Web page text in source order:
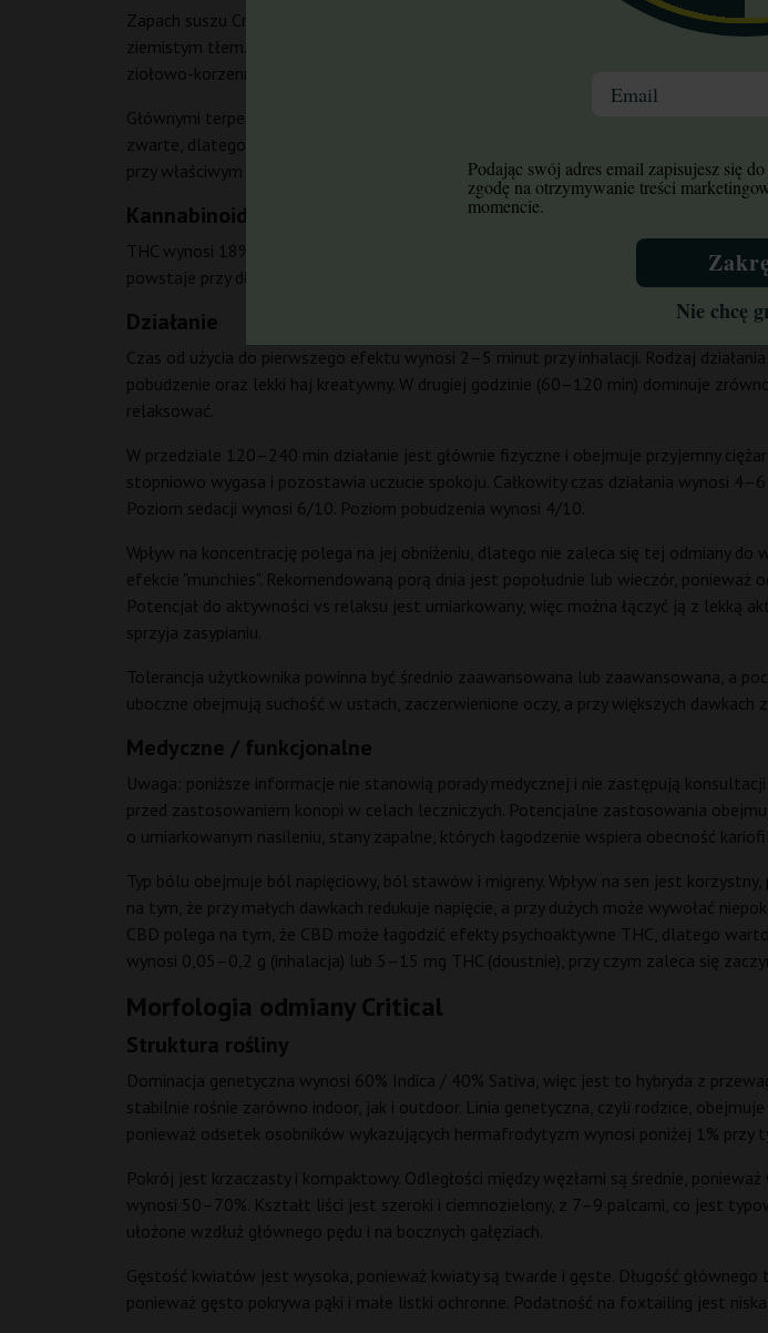
Zapach suszu Critical jest intensywny, słodko-kwaśny, z dominującą nutą owoców
ziemistym tłem. Intensywność zapachu można określić jako 8/10. Smak jest wierny
ziołowo-korzennym posmakiem.
Głównymi terpenami są mircen (ok. 0,8–1,2%), kariofilen (0,4–0,6%) i limonen
zwarte, dlatego po wysuszeniu mają konsystencję zbitą i lepką od żywicy. Dobrze się
przy właściwym przechowywaniu w szklanym słoju w chłodnym, ciemnym miejscu
Kannabinoidy
THC wynosi 18% (średnio). CBD utrzymuje się poniżej 0,5%, więc jest śladowe. CBG
powstaje przy długotrwałym przechowywaniu, a w świeżym suszu pozostaje
Działanie
Czas od użycia do pierwszego efektu wynosi 2–5 minut przy inhalacji. Rodzaj
pobudzenie oraz lekki haj kreatywny. W drugiej godzinie (60–120 min) dominuje
relaksować.
W przedziale 120–240 min działanie jest głównie fizyczne i obejmuje przyjemny
stopniowo wygasa i pozostawia uczucie spokoju. Całkowity czas działania wynosi
Poziom sedacji wynosi 6/10. Poziom pobudzenia wynosi 4/10.
Wpływ na koncentrację polega na jej obniżeniu, dlatego nie zaleca się tej odmiany
efekcie "munchies". Rekomendowaną porą dnia jest popołudnie lub wieczór,
Potencjał do aktywności vs relaksu jest umiarkowany, więc można łączyć ją z lekką
sprzyja zasypianiu.
Tolerancja użytkownika powinna być średnio zaawansowana lub zaawansowana, a
uboczne obejmują suchość w ustach, zaczerwienione oczy, a przy większych
Medyczne / funkcjonalne
Uwaga: poniższe informacje nie stanowią porady medycznej i nie zastępują
przed zastosowaniem konopi w celach leczniczych. Potencjalne zastosowania
o umiarkowanym nasileniu, stany zapalne, których łagodzenie wspiera obecność
Typ bólu obejmuje ból napięciowy, ból stawów i migreny. Wpływ na sen jest
na tym, że przy małych dawkach redukuje napięcie, a przy dużych może wywołać
CBD polega na tym, że CBD może łagodzić efekty psychoaktywne THC, dlatego
wynosi 0,05–0,2 g (inhalacja) lub 5–15 mg THC (doustnie), przy czym zaleca się
Morfologia odmiany Critical
Struktura rośliny
Dominacja genetyczna wynosi 60% Indica / 40% Sativa, więc jest to hybryda z
stabilnie rośnie zarówno indoor, jak i outdoor. Linia genetyczna, czyli rodzice,
ponieważ odsetek osobników wykazujących hermafrodytyzm wynosi poniżej 1% przy
Pokrój jest krzaczasty i kompaktowy. Odległości między węzłami są średnie,
wynosi 50–70%. Kształt liści jest szeroki i ciemnozielony, z 7–9 palcami, co jest
ułożone wzdłuż głównego pędu i na bocznych gałęziach.
Gęstość kwiatów jest wysoka, ponieważ kwiaty są twarde i gęste. Długość
ponieważ gęsto pokrywa pąki i małe listki ochronne. Podatność na foxtailing jest niska.
Email
Podając swój adres email zapisujesz się
zgodę na otrzymywanie treści
momencie.
Nie chcę